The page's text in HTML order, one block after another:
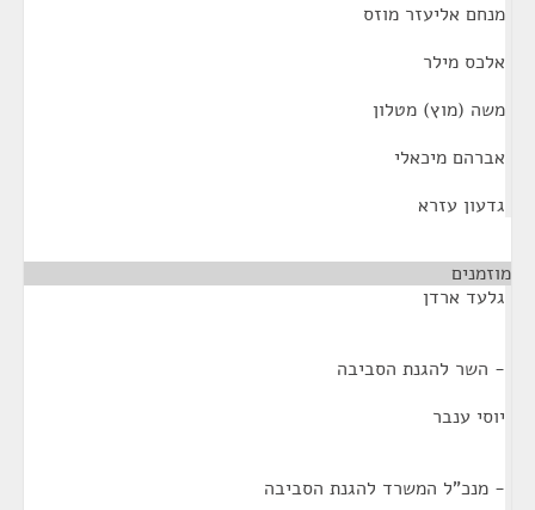
מנחם אליעזר מוזס
אלכס מילר
משה (מוץ) מטלון
אברהם מיכאלי
גדעון עזרא
מוזמנים
גלעד ארדן
- השר להגנת הסביבה
יוסי ענבר
- מנכ"ל המשרד להגנת הסביבה